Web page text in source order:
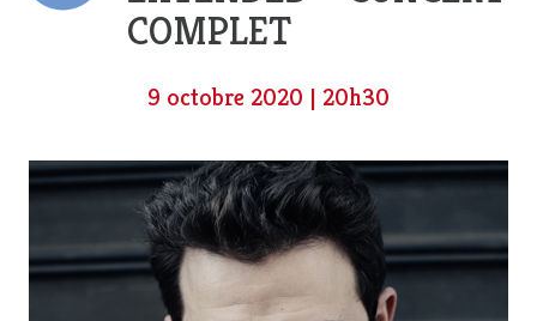
COMPLET
9 octobre 2020 | 20h30